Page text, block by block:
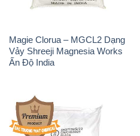
Magie Clorua – MGCL2 Dạng
Vảy Shreeji Magnesia Works
Ấn Độ India